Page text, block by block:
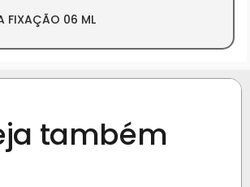
FIXAÇÃO 06 ML
também